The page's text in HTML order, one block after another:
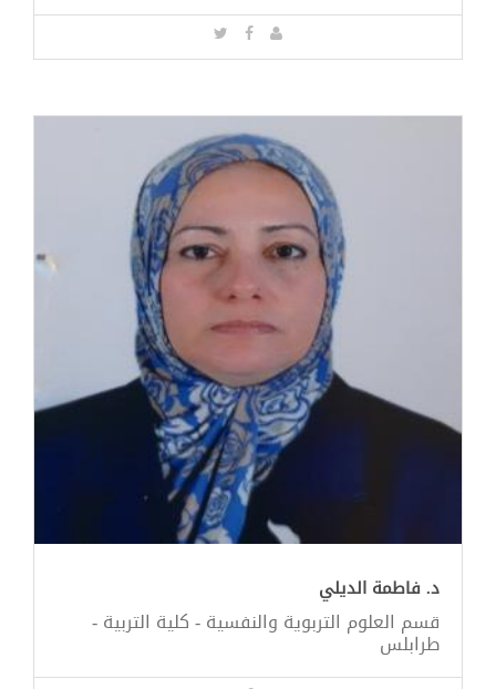
د. فاطمة الديلي
قسم العلوم التربوية والنفسية - كلية التربية -
طرابلس